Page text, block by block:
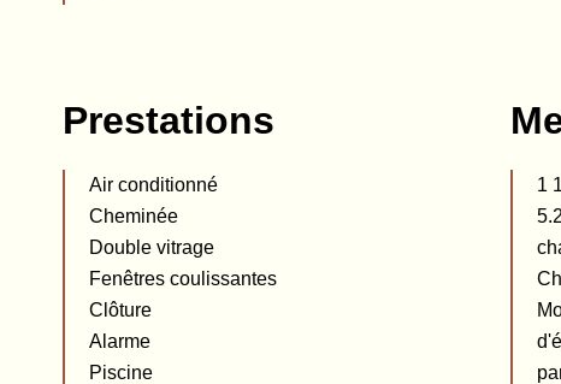
Prestations
Air conditionné
Cheminée
Double vitrage
Fenêtres coulissantes
Clôture
Alarme
Piscine
1